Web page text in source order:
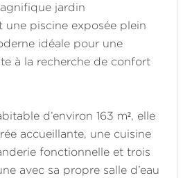
jardin
une piscine exposée plein
idéale pour une
à la recherche de confort
d’environ 163 m², elle
accueillante, une cuisine
fonctionnelle et trois
avec sa propre salle d’eau